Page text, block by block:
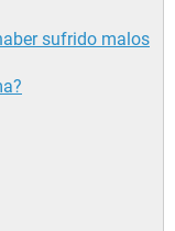
sufrido malos